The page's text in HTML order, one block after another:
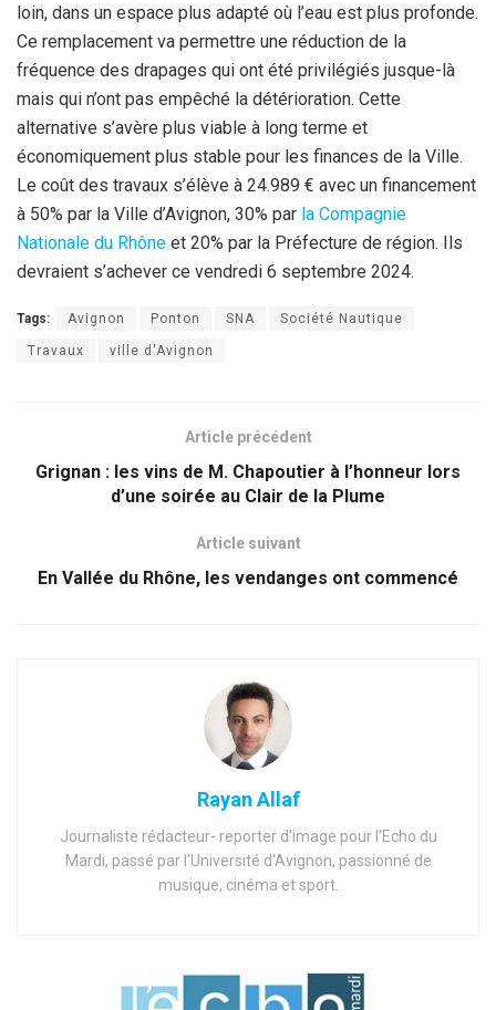
loin, dans un espace plus adapté où l’eau est plus profonde.
Ce remplacement va permettre une réduction de la
fréquence des drapages qui ont été privilégiés jusque-là
mais qui n’ont pas empêché la détérioration. Cette
alternative s’avère plus viable à long terme et
économiquement plus stable pour les finances de la Ville.
Le coût des travaux s’élève à 24.989 € avec un financement
à 50% par la Ville d’Avignon, 30% par la Compagnie
Nationale du Rhône et 20% par la Préfecture de région. Ils
devraient s’achever ce vendredi 6 septembre 2024.
Tags: Avignon Ponton SNA Société Nautique
Travaux ville d'Avignon
Article précédent
Grignan : les vins de M. Chapoutier à l’honneur lors
d’une soirée au Clair de la Plume
Article suivant
En Vallée du Rhône, les vendanges ont commencé
Rayan Allaf
Journaliste rédacteur- reporter d'image pour l'Echo du
Mardi, passé par l'Université d'Avignon, passionné de
musique, cinéma et sport.